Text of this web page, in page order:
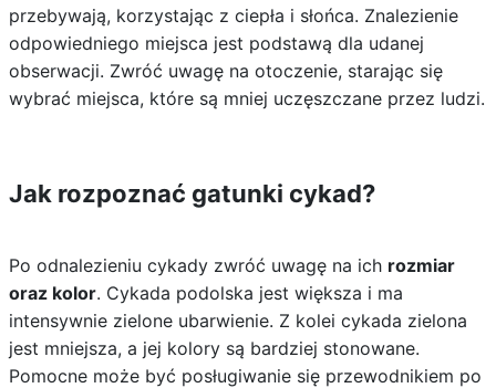
przebywają, korzystając z ciepła i słońca. Znalezienie
odpowiedniego miejsca jest podstawą dla udanej
obserwacji. Zwróć uwagę na otoczenie, starając się
wybrać miejsca, które są mniej uczęszczane przez ludzi.
Jak rozpoznać gatunki cykad?
Po odnalezieniu cykady zwróć uwagę na ich rozmiar
oraz kolor. Cykada podolska jest większa i ma
intensywnie zielone ubarwienie. Z kolei cykada zielona
jest mniejsza, a jej kolory są bardziej stonowane.
Pomocne może być posługiwanie się przewodnikiem po